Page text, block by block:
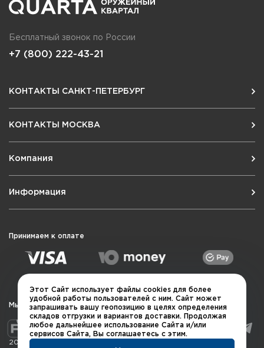
Бесплатный звонок по России
+7 (800) 222-43-21
КОНТАКТЫ САНКТ-ПЕТЕРБУРГ
КОНТАКТЫ МОСКВА
Компания
Информация
Принимаем к оплате
Мы в социальных сетях
2026 © QUARTA "Оружейный квартал"
Этот Сайт использует файлы cookies для более
удобной работы пользователей с ним. Сайт может
запрашивать вашу геопозицию в целях определения
складов отгрузки и вариантов доставки. Продолжая
любое дальнейшее использование Сайта и/или
сервисов Сайта, Вы соглашаетесь с этим.